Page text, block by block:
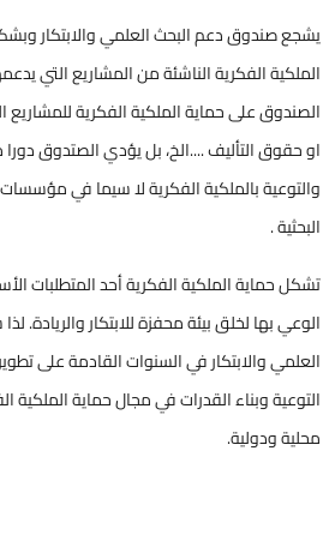
يشجع صندوق دعم البحث العلمي والابتكار
الملكية الفكرية الناشئة من المشاريع التي
الصندوق على حماية الملكية الفكرية للمشاريع
او حقوق التأليف ....الخ، بل يؤدي الصتدوق
والتوعية بالملكية الفكرية لا سيما في مؤسسات
البحثية .
تشكل حماية الملكية الفكرية أحد المتطلبات
الوعي بها لخلق بيئة محفزة للابتكار
العلمي والابتكار في السنوات القادمة على
التوعية وبناء القدرات في مجال حماية
محلية ودولية.